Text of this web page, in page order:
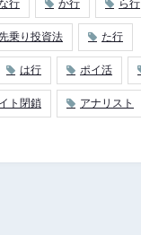
行 か行 ら行
乗り投資法 た行
は行 ポイ活
ト閉鎖 アナリスト